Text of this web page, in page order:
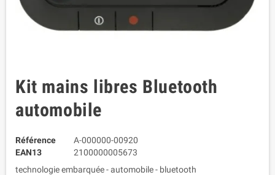
Kit mains libres Bluetooth
automobile
Référence
A-000000-00920
EAN13
2100000005673
technologie embarquée - automobile - bluetooth